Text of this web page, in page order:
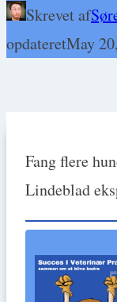
Skrevet af
opdateretMay
Fang flere
Lindeblad